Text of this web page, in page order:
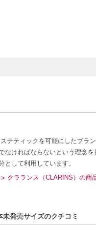
テティックを可能にしたブラ
ければならないという理念を
して利用しています。
クラランス（CLARINS）の商
発売サイズのクチコミ